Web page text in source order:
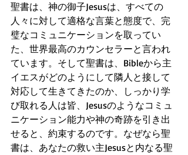
聖書は、神の御子Jesusは、すべての
人々に対して適格な言葉と態度で、完
璧なコミュニケーションを取ってい
た、世界最高のカウンセラーと言われ
ています。そして聖書は、Bibleから主
イエスがどのようにして隣人と接して
対応して生きてきたのか、しっかり学
び取れる人は皆、Jesusのようなコミュ
ニケーション能力や神の奇跡を引き出
せると、約束するのです。なぜなら聖
書は、あなたの救い主Jesusと内なる聖